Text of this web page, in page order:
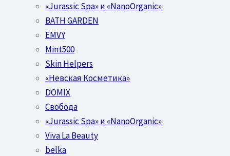
«Jurassic Spa» и «NanoOrganic»
BATH GARDEN
EMVY
Mint500
Skin Helpers
«Невская Косметика»
DOMIX
Свобода
«Jurassic Spa» и «NanoOrganic»
Viva La Beauty
belka